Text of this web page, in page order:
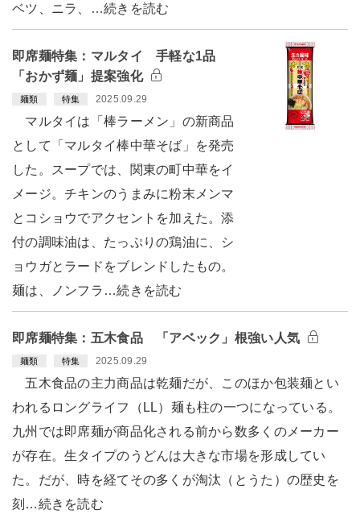
ベツ、ニラ、…続きを読む
即席麺特集：マルタイ 手軽な1品
「おかず麺」提案強化
麺類 特集 2025.09.29
マルタイは「棒ラーメン」の新商品
として「マルタイ棒中華そば」を発売
した。スープでは、関東の町中華をイ
メージ。チキンのうまみに粉末メンマ
とコショウでアクセントを加えた。添
付の調味油は、たっぷりの鶏油に、シ
ョウガとラードをブレンドしたもの。
麺は、ノンフラ…続きを読む
即席麺特集：五木食品 「アベック」根強い人気
麺類 特集 2025.09.29
五木食品の主力商品は乾麺だが、このほか包装麺とい
われるロングライフ（LL）麺も柱の一つになっている。
九州では即席麺が商品化される前から数多くのメーカー
が存在。生タイプのうどんは大きな市場を形成してい
た。だが、時を経てその多くが淘汰（とうた）の歴史を
刻…続きを読む